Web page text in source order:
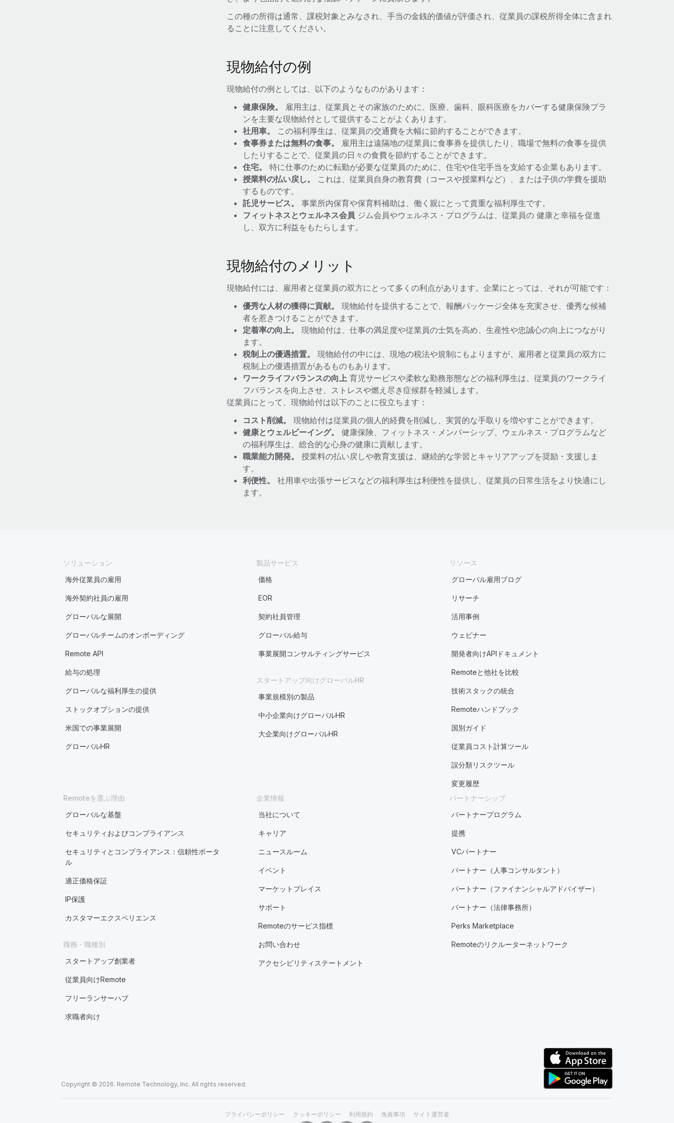
この種の所得は通常、課税対象とみなされ、手当の金銭的価値が評価され、従業員の課税所得全体に含まれ
ることに注意してください。
現物給付の例
現物給付の例としては、以下のようなものがあります：
健康保険。
雇用主は、従業員とその家族のために、医療、歯科、眼科医療をカバーする健康保険プラ
ンを主要な現物給付として提供することがよくあります。
社用車。
この福利厚生は、従業員の交通費を大幅に節約することができます。
食事券または無料の食事。
雇用主は遠隔地の従業員に食事券を提供したり、職場で無料の食事を提供
したりすることで、従業員の日々の食費を節約することができます。
住宅。
特に仕事のために転勤が必要な従業員のために、住宅や住宅手当を支給する企業もあります。
授業料の払い戻し。
これは、従業員自身の教育費（コースや授業料など）、または子供の学費を援助
するものです。
託児サービス。
事業所内保育や保育料補助は、働く親にとって貴重な福利厚生です。
フィットネスとウェルネス会員 ジム会員やウェルネス・プログラムは、従業員の 健康と幸福を促進
し、双方に利益をもたらします。
現物給付のメリット
現物給付には、雇用者と従業員の双方にとって多くの利点があります。企業にとっては、それが可能です：
優秀な人材の獲得に貢献。
現物給付を提供することで、報酬パッケージ全体を充実させ、優秀な候補
者を惹きつけることができます。
定着率の向上。
現物給付は、仕事の満足度や従業員の士気を高め、生産性や忠誠心の向上につながり
ます。
税制上の優遇措置。
現物給付の中には、現地の税法や規制にもよりますが、雇用者と従業員の双方に
税制上の優遇措置があるものもあります。
ワークライフバランスの向上育児サービスや柔軟な勤務形態などの福利厚生は、従業員のワークライ
フバランスを向上させ、ストレスや燃え尽き症候群を軽減します。
従業員にとって、現物給付は以下のことに役立ちます：
コスト削減。
現物給付は従業員の個人的経費を削減し、実質的な手取りを増やすことができます。
健康とウェルビーイング。
健康保険、フィットネス・メンバーシップ、ウェルネス・プログラムなど
の福利厚生は、総合的な心身の健康に貢献します。
職業能力開発。
授業料の払い戻しや教育支援は、継続的な学習とキャリアアップを奨励・支援しま
す。
利便性。
社用車や出張サービスなどの福利厚生は利便性を提供し、従業員の日常生活をより快適にし
ます。
ソリューション
海外従業員の雇用
海外契約社員の雇用
グローバルな展開
グローバルチームのオンボーディング
Remote API
給与の処理
グローバルな福利厚生の提供
ストックオプションの提供
米国での事業展開
グローバルHR
製品サービス
価格
EOR
契約社員管理
グローバル給与
事業展開コンサルティングサービス
スタートアップ向けグローバルHR
事業規模別の製品
中小企業向けグローバルHR
大企業向けグローバルHR
リソース
グローバル雇用ブログ
リサーチ
活用事例
ウェビナー
開発者向けAPIドキュメント
Remoteと他社を比較
技術スタックの統合
Remoteハンドブック
国別ガイド
従業員コスト計算ツール
誤分類リスクツール
変更履歴
Remoteを選ぶ理由
グローバルな基盤
セキュリティおよびコンプライアンス
セキュリティとコンプライアンス：信頼性ポータ
ル
適正価格保証
IP保護
カスタマーエクスペリエンス
職務・職種別
スタートアップ創業者
従業員向けRemote
フリーランサーハブ
求職者向け
企業情報
当社について
キャリア
ニュースルーム
イベント
マーケットプレイス
サポート
Remoteのサービス指標
お問い合わせ
アクセシビリティステートメント
パートナーシップ
パートナープログラム
提携
VCパートナー
パートナー（人事コンサルタント）
パートナー（ファイナンシャルアドバイザー）
パートナー（法律事務所）
Perks Marketplace
Remoteのリクルーターネットワーク
Copyright © 2026. Remote Technology, Inc. All rights reserved.
プライバシーポリシー クッキーポリシー 利用規約 免責事項 サイト運営者